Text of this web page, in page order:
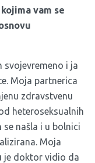
vam se
svojevremeno i ja
Moja partnerica
zdravstvenu
heteroseksualnih
našla i u bolnici
Moja
je doktor vidio da